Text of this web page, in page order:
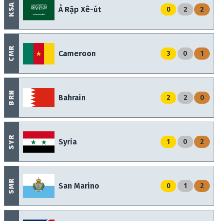
BRN Bahrain 2 2 0
CMR Cameroon 3 0 1
KSA Ả Rập Xê-út 0 2 2
SMR San Marino 0 1 2
SYR Syria 1 0 2